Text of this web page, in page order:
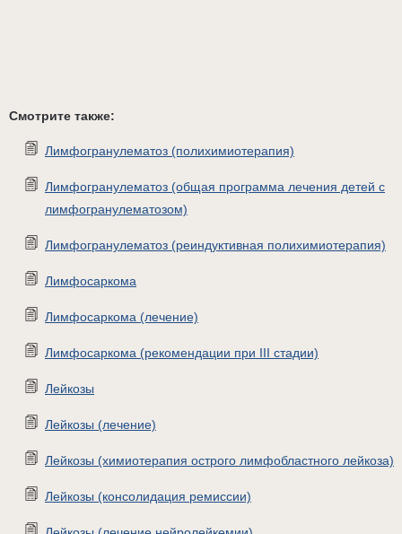
Смотрите также:
Лимфогранулематоз (полихимиотерапия)
Лимфогранулематоз (общая программа лечения детей с
лимфогранулематозом)
Лимфогранулематоз (реиндуктивная полихимиотерапия)
Лимфосаркома
Лимфосаркома (лечение)
Лимфосаркома (рекомендации при III стадии)
Лейкозы
Лейкозы (лечение)
Лейкозы (химиотерапия острого лимфобластного лейкоза)
Лейкозы (консолидация ремиссии)